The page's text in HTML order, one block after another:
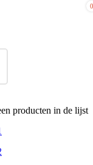
0
producten in de lijst